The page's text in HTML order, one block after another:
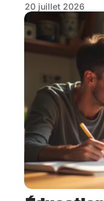
20 juillet 2026